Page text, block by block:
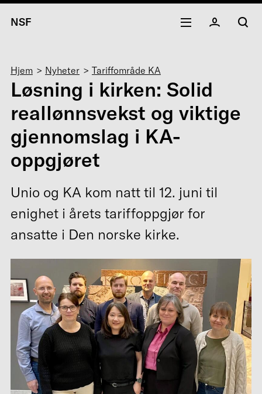
NSF
Navigasjonssti
Hjem Nyheter Tariffområde KA
Løsning i kirken: Solid
reallønnsvekst og viktige
gjennomslag i KA-
oppgjøret
Unio og KA kom natt til 12. juni til
enighet i årets tariffoppgjør for
ansatte i Den norske kirke.